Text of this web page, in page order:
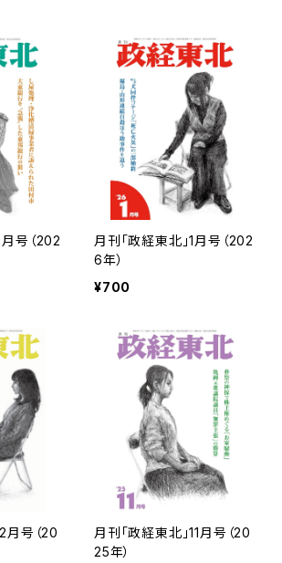
号（202
月刊「政経東北」1月号（202
6年）
¥700
月号（20
月刊「政経東北」11月号（20
25年）